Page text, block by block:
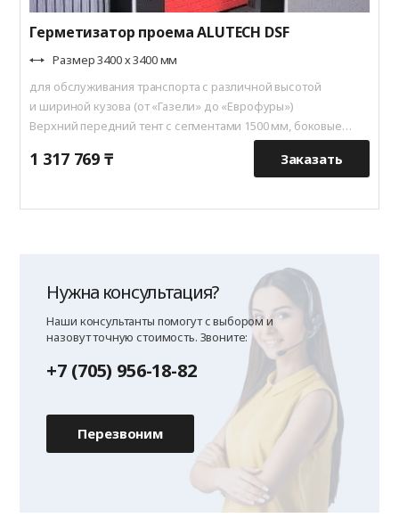
Герметизатор проема ALUTECH DSF
Размер 3400 х 3400 мм
для обслуживания транспорта с различной высотой
и шириной кузова (от «Газели» до «Еврофуры»)
Верхний передний тент с сегментами 1500 мм, боковые
1 317 769 ₸ Заказать
Нужна консультация?
Наши консультанты помогут с выбором и
назовут точную стоимость. Звоните:
+7 (705) 956-18-82
Перезвоним